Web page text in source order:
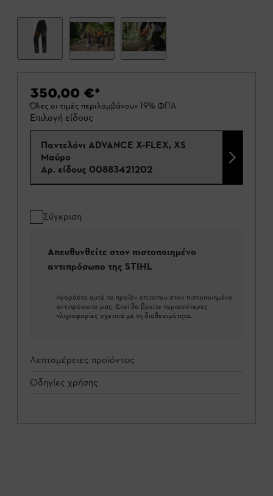
350,00 €*
Όλες οι τιμές περιλαμβάνουν 19% ΦΠΑ.
Επιλογή είδους
Παντελόνι ADVANCE X-FLEX, XS
Μαύρο
Αρ. είδους 00883421202
Σύγκριση
Απευθυνθείτε στον πιστοποιημένο
αντιπρόσωπο της STIHL
Αγοράστε αυτό το προϊόν επιτόπου στον πιστοποιημένο
αντιπρόσωπο μας. Εκεί θα βρείτε περισσότερες
πληροφορίες σχετικά με τη διαθεσιμότητα.
Λεπτομέρειες προϊόντος
Οδηγίες χρήσης